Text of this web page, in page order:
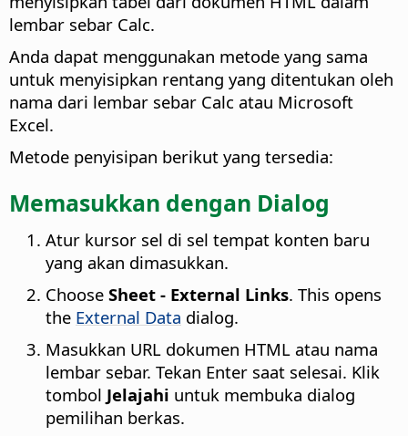
lembar sebar Calc.
Anda dapat menggunakan metode yang sama
untuk menyisipkan rentang yang ditentukan oleh
nama dari lembar sebar Calc atau Microsoft
Excel.
Metode penyisipan berikut yang tersedia:
Memasukkan dengan Dialog
Atur kursor sel di sel tempat konten baru
yang akan dimasukkan.
Choose Sheet - External Links. This opens
the External Data dialog.
Masukkan URL dokumen HTML atau nama
lembar sebar. Tekan Enter saat selesai. Klik
tombol Jelajahi untuk membuka dialog
pemilihan berkas.